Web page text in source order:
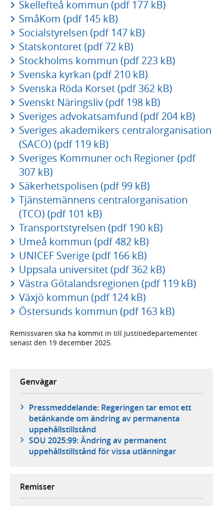
Skellefteå kommun (pdf 177 kB)
SmåKom (pdf 145 kB)
Socialstyrelsen (pdf 147 kB)
Statskontoret (pdf 72 kB)
Stockholms kommun (pdf 223 kB)
Svenska kyrkan (pdf 210 kB)
Svenska Röda Korset (pdf 362 kB)
Svenskt Näringsliv (pdf 198 kB)
Sveriges advokatsamfund (pdf 204 kB)
Sveriges akademikers centralorganisation
(SACO) (pdf 119 kB)
Sveriges Kommuner och Regioner (pdf
307 kB)
Säkerhetspolisen (pdf 99 kB)
Tjänstemännens centralorganisation
(TCO) (pdf 101 kB)
Transportstyrelsen (pdf 190 kB)
Umeå kommun (pdf 482 kB)
UNICEF Sverige (pdf 166 kB)
Uppsala universitet (pdf 362 kB)
Västra Götalandsregionen (pdf 119 kB)
Växjö kommun (pdf 124 kB)
Östersunds kommun (pdf 163 kB)
Remissvaren ska ha kommit in till Justitiedepartementet
senast den 19 december 2025.
Genvägar
Pressmeddelande: Regeringen tar emot ett
betänkande om ändring av permanenta
uppehållstillstånd
SOU 2025:99: Ändring av permanent
uppehållstillstånd för vissa utlänningar
Remisser